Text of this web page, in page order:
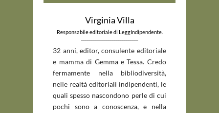
Virginia Villa
Responsabile editoriale di LeggIndipendente.
_____________________________
32 anni, editor, consulente editoriale
e mamma di Gemma e Tessa. Credo
fermamente nella bibliodiversità,
nelle realtà editoriali indipendenti, le
quali spesso nascondono perle di cui
pochi sono a conoscenza, e nella